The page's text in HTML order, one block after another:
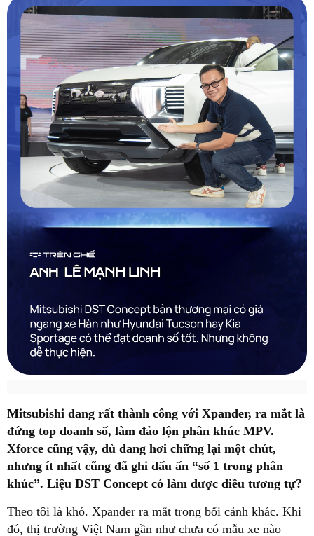
Mitsubishi đang rất thành công với Xpander, ra mắt là
đứng top doanh số, làm đảo lộn phân khúc MPV.
Xforce cũng vậy, dù đang hơi chững lại một chút,
nhưng ít nhất cũng đã ghi dấu ấn “số 1 trong phân
khúc”. Liệu DST Concept có làm được điều tương tự?
Theo tôi là khó. Xpander ra mắt trong bối cảnh khác. Khi
đó, thị trường Việt Nam gần như chưa có mẫu xe nào